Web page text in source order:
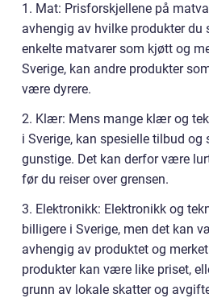
1. Mat: Prisforskjellene på
avhengig av hvilke produkter du
enkelte matvarer som kjøtt og
Sverige, kan andre produkter
være dyrere.
2. Klær: Mens mange klær og
i Sverige, kan spesielle tilbud
gunstige. Det kan derfor være
før du reiser over grensen.
3. Elektronikk: Elektronikk og
billigere i Sverige, men det kan
avhengig av produktet og
produkter kan være like priset,
grunn av lokale skatter og